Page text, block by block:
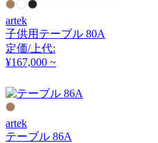
アルテミデ
ARUNAi
アルナイ
artek
子供用テーブル 80A
定価/上代:
¥167,000 ~
artek
テーブル 86A